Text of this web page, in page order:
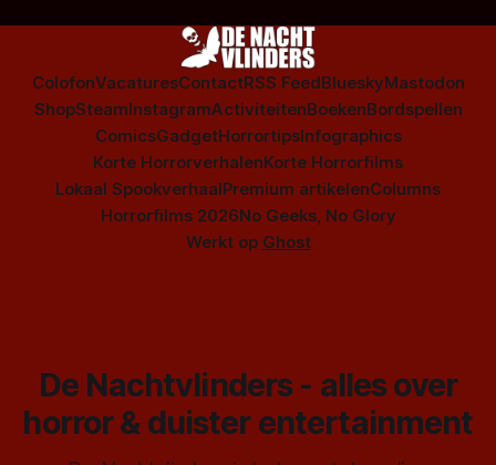
ColofonVacaturesContactRSS FeedBlueskyMastodon
ShopSteamInstagramActiviteitenBoekenBordspellen
ComicsGadgetHorrortipsInfographics
Korte HorrorverhalenKorte Horrorfilms
Lokaal SpookverhaalPremium artikelenColumns
Horrorfilms 2026No Geeks, No Glory
Werkt op Ghost
De Nachtvlinders - alles over
horror & duister entertainment